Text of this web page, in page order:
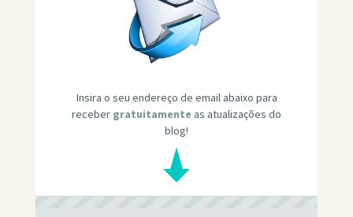
Insira o seu endereço de email abaixo para
receber gratuitamente as atualizações do
blog!